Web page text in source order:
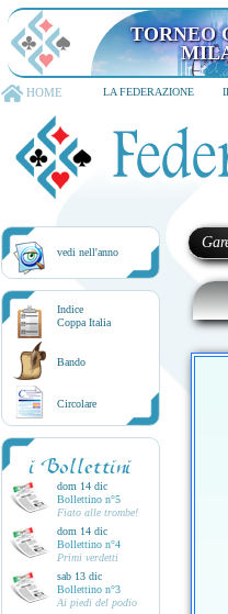
TORNEO
HOME LA FEDERAZIONE
vedi nell'anno
Indice
Coppa Italia
Bando
Circolare
i Bollettini
dom 14 dic
Bollettino n°5
Fiato alle trombe!
dom 14 dic
Bollettino n°4
Primi verdetti
sab 13 dic
Bollettino n°3
Ai piedi del podio